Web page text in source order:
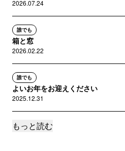
2026.07.24
誰でも
箱と窓
2026.02.22
誰でも
よいお年をお迎えください
2025.12.31
誰でも
もっと読む